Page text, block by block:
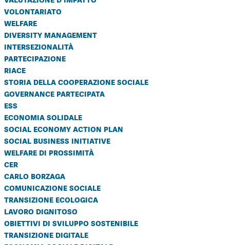
volontariato
welfare
diversity management
intersezionalità
partecipazione
riace
storia della cooperazione sociale
governance partecipata
ess
economia solidale
social economy action plan
social business initiative
welfare di prossimità
cer
carlo borzaga
comunicazione sociale
transizione ecologica
lavoro dignitoso
obiettivi di sviluppo sostenibile
transizione digitale